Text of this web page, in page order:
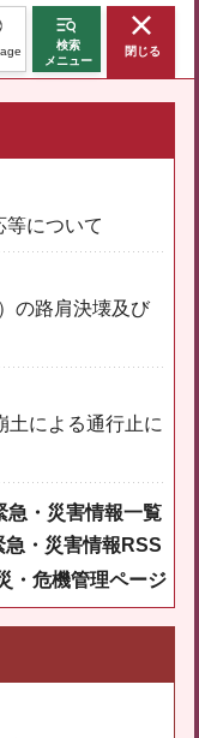
検索
メニュー
閉じる
等について
の路肩決壊及び
土による通行止に
急・災害情報一覧
急・災害情報RSS
・危機管理ページ